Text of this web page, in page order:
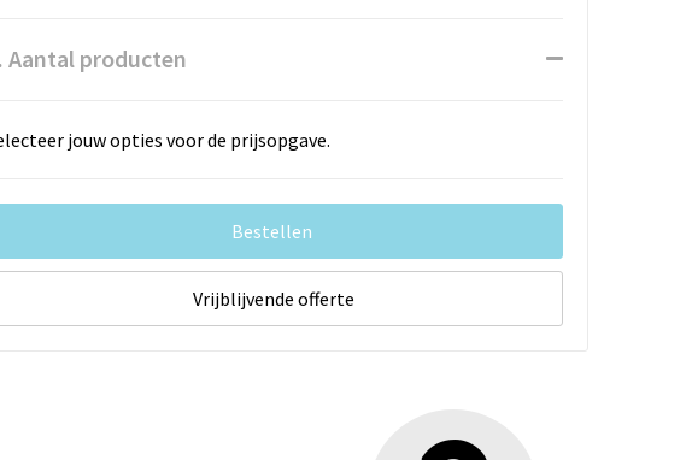
Aantal producten
jouw opties voor de prijsopgave.
Bestellen
Vrijblijvende offerte